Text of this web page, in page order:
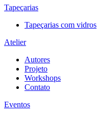
Tapeçarias
Tapeçarias com vidros
Atelier
Autores
Projeto
Workshops
Contato
Eventos